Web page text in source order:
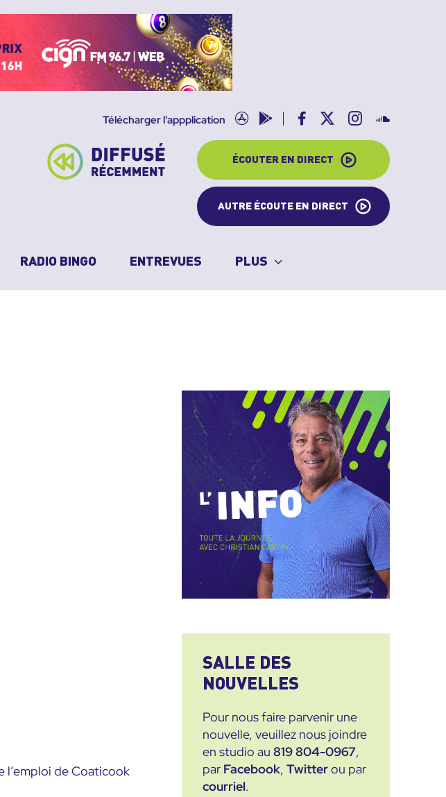
FacebookInstagram
Télécharger l'appplication
App Google
ÉCOUTER EN DIRECT
AUTRE ÉCOUTE EN DIRECT
RADIO BINGO ENTREVUES PLUS
l’emploi de Coaticook
SALLE DES
NOUVELLES
Pour nous faire parvenir une
nouvelle, veuillez nous joindre
en studio au819 804-0967,
par Facebook,Twitterou par
courriel.